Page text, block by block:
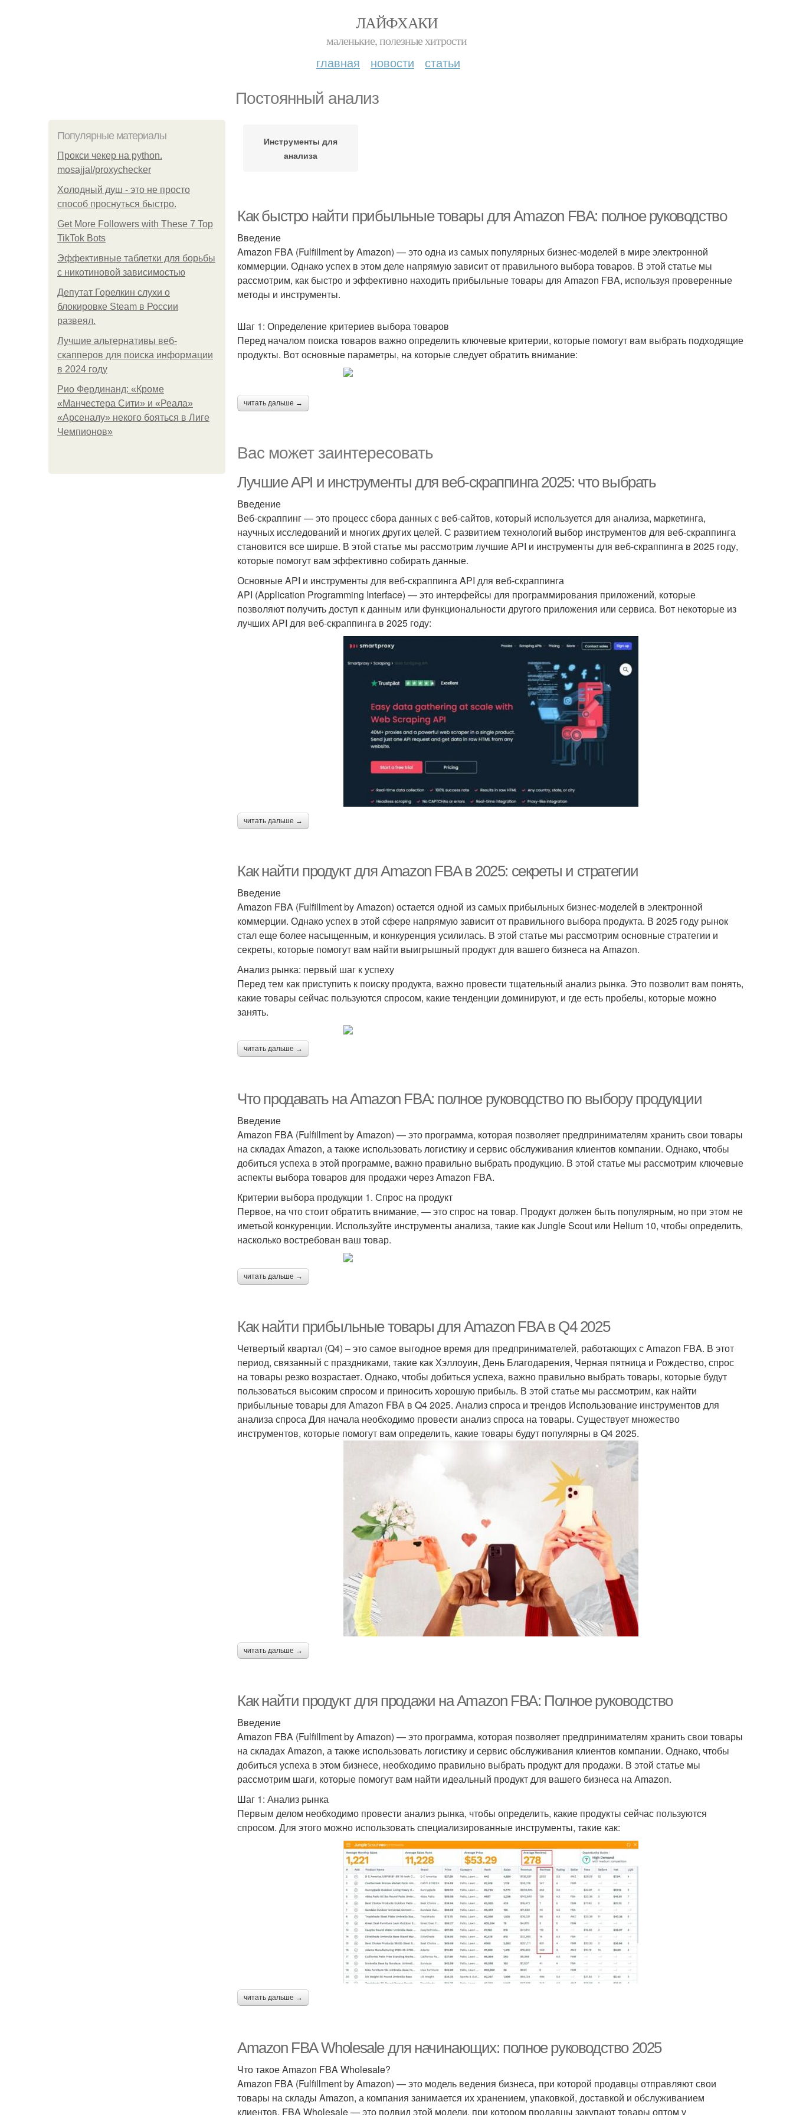
ЛАЙФХАКИ
маленькие, полезные хитрости
главная новости статьи
Постоянный анализ
Популярные материалы
Прокси чекер на python.
mosajjal/proxychecker
Холодный душ - это не просто
способ проснуться быстро.
Get More Followers with These 7 Top
TikTok Bots
Эффективные таблетки для борьбы
с никотиновой зависимостью
Депутат Горелкин слухи о
блокировке Steam в России
развеял.
Лучшие альтернативы веб-
скапперов для поиска информации
в 2024 году
Рио Фердинанд: «Кроме
«Манчестера Сити» и «Реала»
«Арсеналу» некого бояться в Лиге
Чемпионов»
Инструменты для
анализа
Как быстро найти прибыльные товары для Amazon FBA: полное руководство
Введение
Amazon FBA (Fulfillment by Amazon) — это одна из самых популярных бизнес-моделей в мире электронной
коммерции. Однако успех в этом деле напрямую зависит от правильного выбора товаров. В этой статье мы
рассмотрим, как быстро и эффективно находить прибыльные товары для Amazon FBA, используя проверенные
методы и инструменты.
Шаг 1: Определение критериев выбора товаров
Перед началом поиска товаров важно определить ключевые критерии, которые помогут вам выбрать подходящие
продукты. Вот основные параметры, на которые следует обратить внимание:
читать дальше →
Вас может заинтересовать
Лучшие API и инструменты для веб-скраппинга 2025: что выбрать
Введение
Веб-скраппинг — это процесс сбора данных с веб-сайтов, который используется для анализа, маркетинга,
научных исследований и многих других целей. С развитием технологий выбор инструментов для веб-скраппинга
становится все ширше. В этой статье мы рассмотрим лучшие API и инструменты для веб-скраппинга в 2025 году,
которые помогут вам эффективно собирать данные.
Основные API и инструменты для веб-скраппинга API для веб-скраппинга
API (Application Programming Interface) — это интерфейсы для программирования приложений, которые
позволяют получить доступ к данным или функциональности другого приложения или сервиса. Вот некоторые из
лучших API для веб-скраппинга в 2025 году:
читать дальше →
Как найти продукт для Amazon FBA в 2025: секреты и стратегии
Введение
Amazon FBA (Fulfillment by Amazon) остается одной из самых прибыльных бизнес-моделей в электронной
коммерции. Однако успех в этой сфере напрямую зависит от правильного выбора продукта. В 2025 году рынок
стал еще более насыщенным, и конкуренция усилилась. В этой статье мы рассмотрим основные стратегии и
секреты, которые помогут вам найти выигрышный продукт для вашего бизнеса на Amazon.
Анализ рынка: первый шаг к успеху
Перед тем как приступить к поиску продукта, важно провести тщательный анализ рынка. Это позволит вам понять,
какие товары сейчас пользуются спросом, какие тенденции доминируют, и где есть пробелы, которые можно
занять.
читать дальше →
Что продавать на Amazon FBA: полное руководство по выбору продукции
Введение
Amazon FBA (Fulfillment by Amazon) — это программа, которая позволяет предпринимателям хранить свои товары
на складах Amazon, а также использовать логистику и сервис обслуживания клиентов компании. Однако, чтобы
добиться успеха в этой программе, важно правильно выбрать продукцию. В этой статье мы рассмотрим ключевые
аспекты выбора товаров для продажи через Amazon FBA.
Критерии выбора продукции 1. Спрос на продукт
Первое, на что стоит обратить внимание, — это спрос на товар. Продукт должен быть популярным, но при этом не
иметьой конкуренции. Используйте инструменты анализа, такие как Jungle Scout или Helium 10, чтобы определить,
насколько востребован ваш товар.
читать дальше →
Как найти прибыльные товары для Amazon FBA в Q4 2025
Четвертый квартал (Q4) – это самое выгодное время для предпринимателей, работающих с Amazon FBA. В этот
период, связанный с праздниками, такие как Хэллоуин, День Благодарения, Черная пятница и Рождество, спрос
на товары резко возрастает. Однако, чтобы добиться успеха, важно правильно выбрать товары, которые будут
пользоваться высоким спросом и приносить хорошую прибыль. В этой статье мы рассмотрим, как найти
прибыльные товары для Amazon FBA в Q4 2025. Анализ спроса и трендов Использование инструментов для
анализа спроса Для начала необходимо провести анализ спроса на товары. Существует множество
инструментов, которые помогут вам определить, какие товары будут популярны в Q4 2025.
читать дальше →
Как найти продукт для продажи на Amazon FBA: Полное руководство
Введение
Amazon FBA (Fulfillment by Amazon) — это программа, которая позволяет предпринимателям хранить свои товары
на складах Amazon, а также использовать логистику и сервис обслуживания клиентов компании. Однако, чтобы
добиться успеха в этом бизнесе, необходимо правильно выбрать продукт для продажи. В этой статье мы
рассмотрим шаги, которые помогут вам найти идеальный продукт для вашего бизнеса на Amazon.
Шаг 1: Анализ рынка
Первым делом необходимо провести анализ рынка, чтобы определить, какие продукты сейчас пользуются
спросом. Для этого можно использовать специализированные инструменты, такие как:
читать дальше →
Amazon FBA Wholesale для начинающих: полное руководство 2025
Что такое Amazon FBA Wholesale?
Amazon FBA (Fulfillment by Amazon) — это модель ведения бизнеса, при которой продавцы отправляют свои
товары на склады Amazon, а компания занимается их хранением, упаковкой, доставкой и обслуживанием
клиентов. FBA Wholesale — это подвид этой модели, при котором продавцы закупают товары оптом у